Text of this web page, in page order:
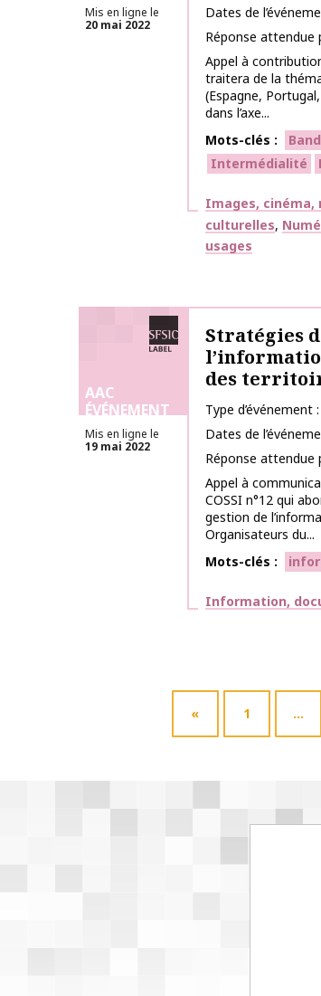
Mis en ligne le
20 mai 2022
Dates de
Réponse attendue
Appel à
traitera de la
(Espagne,
dans l’axe...
Mots-clés
Intermédialité
Thématiques
Images, cinéma,
culturelles
usages
Labélisé SFSIC
AAC
ÉVÉNEMENT
Mis en ligne le
19 mai 2022
Stratégies
des
Type d’événement
Dates de
Réponse attendue
Appel à
COSSI n°12 qui
gestion de
Organisateurs du...
Mots-clés
Thématiques
Information,
« 1 …